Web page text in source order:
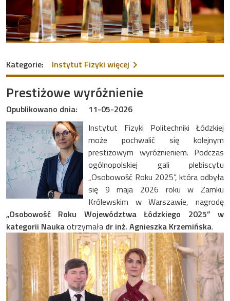
Kategorie: Instytut Fizyki więcej na temat Konkursy o
Prestiżowe wyróżnienie
Opublikowano dnia:
11-05-2026
Instytut Fizyki Politechniki Łódzkiej
może pochwalić się kolejnym
prestiżowym wyróżnieniem. Podczas
ogólnopolskiej gali plebiscytu
„Osobowość Roku 2025”, która odbyła
się 9 maja 2026 roku w Zamku
Królewskim w Warszawie, nagrodę
„Osobowość Roku Województwa Łódzkiego 2025” w
kategorii Naukaotrzymała dr inż. Agnieszka Krzemińska.